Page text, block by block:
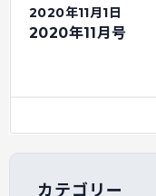
2020年11月1日
2020年11月号
カテゴリー